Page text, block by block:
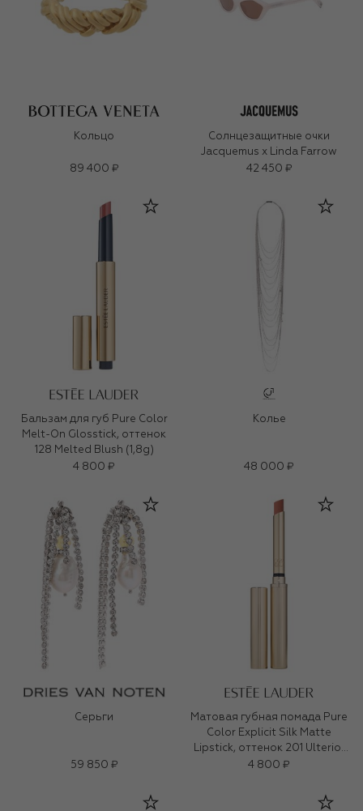
Кольцо
89 400 ₽
Солнцезащитные очки
Jacquemus x Linda Farrow
42 450 ₽
Бальзам для губ Pure Color
Melt-On Glosstick, оттенок
128 Melted Blush (1,8g)
4 800 ₽
Колье
48 000 ₽
Серьги
59 850 ₽
Матовая губная помада Pure
Color Explicit Silk Matte
Lipstick, оттенок 201 Ulterior
Motive (0,7ml)
4 800 ₽